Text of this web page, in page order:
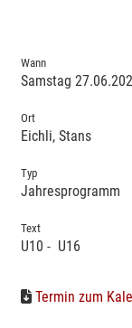
Wann
Samstag
Ort
Eichli, Stans
Typ
Jahresprogramm
Text
U10 - U16
Termin zum